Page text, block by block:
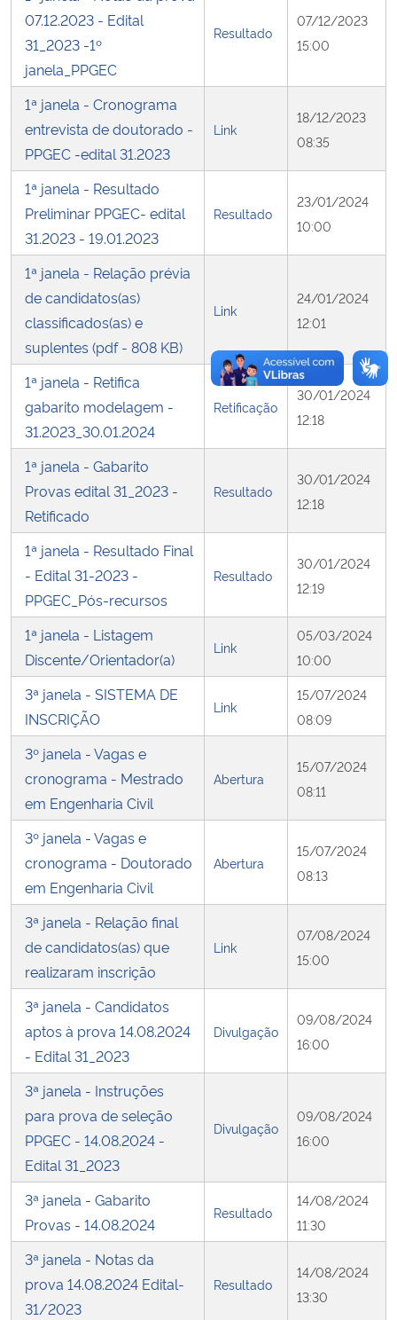
07.12.2023 - Edital
31_2023 -1º
janela_PPGEC
Resultado
07/12/2023
15:00
1ª janela - Cronograma
entrevista de doutorado -
PPGEC -edital 31.2023
Link
18/12/2023
08:35
1ª janela - Resultado
Preliminar PPGEC- edital
31.2023 - 19.01.2023
Resultado
23/01/2024
10:00
1ª janela - Relação prévia
de candidatos(as)
classificados(as) e
suplentes (pdf - 808 KB)
Link
24/01/2024
12:01
1ª janela - Retifica
gabarito modelagem -
31.2023_30.01.2024
Retificação
30/01/2024
12:18
1ª janela - Gabarito
Provas edital 31_2023 -
Retificado
Resultado
30/01/2024
12:18
1ª janela - Resultado Final
- Edital 31-2023 -
PPGEC_Pós-recursos
Resultado
30/01/2024
12:19
1ª janela - Listagem
Discente/Orientador(a)
Link
05/03/2024
10:00
3ª janela - SISTEMA DE
INSCRIÇÃO
Link
15/07/2024
08:09
3º janela - Vagas e
cronograma - Mestrado
em Engenharia Civil
Abertura
15/07/2024
08:11
3º janela - Vagas e
cronograma - Doutorado
em Engenharia Civil
Abertura
15/07/2024
08:13
3ª janela - Relação final
de candidatos(as) que
realizaram inscrição
Link
07/08/2024
15:00
3ª janela - Candidatos
aptos à prova 14.08.2024
- Edital 31_2023
Divulgação
09/08/2024
16:00
3ª janela - Instruções
para prova de seleção
PPGEC - 14.08.2024 -
Edital 31_2023
Divulgação
09/08/2024
16:00
3ª janela - Gabarito
Provas - 14.08.2024
Resultado
14/08/2024
11:30
3ª janela - Notas da
prova 14.08.2024 Edital-
31/2023
Resultado
14/08/2024
13:30